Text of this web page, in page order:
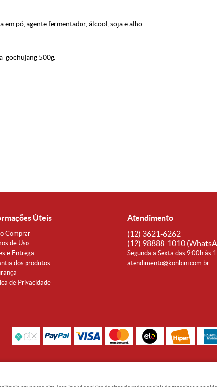
pó, agente fermentador, álcool, soja e alho.
gochujang 500g.
Úteis
Comprar
de Uso
e Entrega
dos produtos
de Privacidade
Atendimento
(12) 3621-6262
(12) 98888-1010
Segunda a Sexta das 9:00h às
atendimento@konbini.com.br